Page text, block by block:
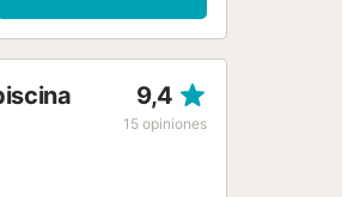
9,4
15 opiniones